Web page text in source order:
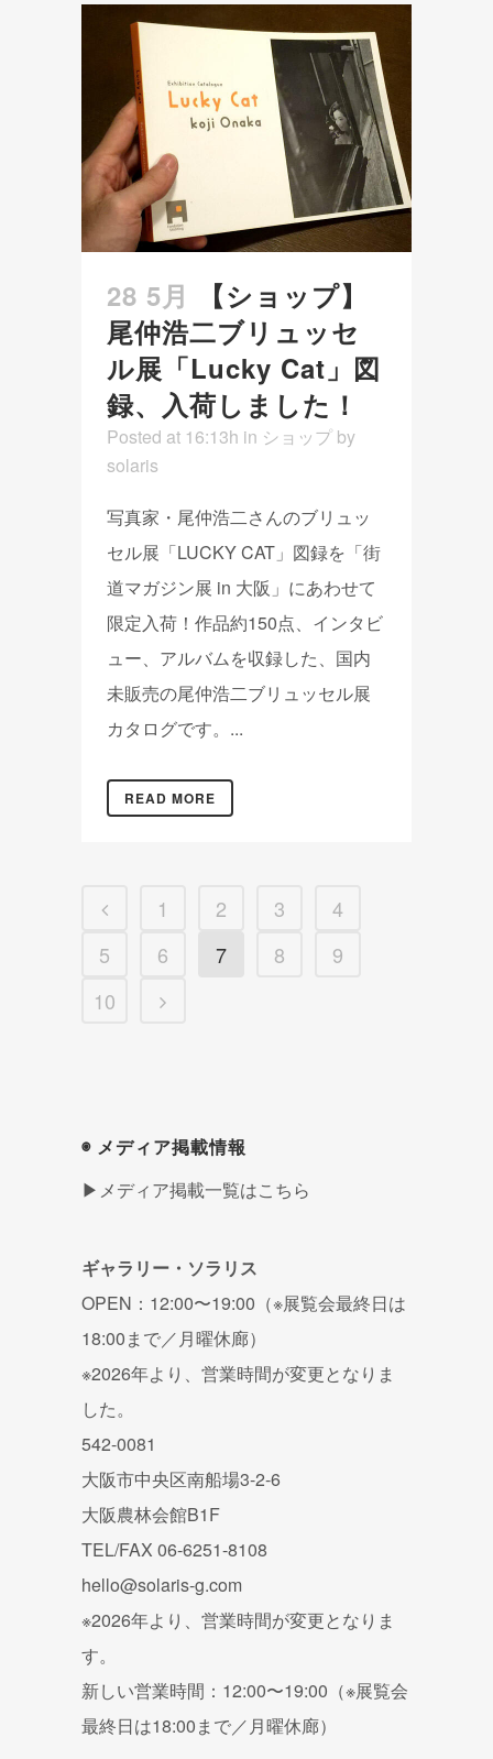
28 5月
【ショップ】
尾仲浩二ブリュッセ
ル展「Lucky Cat」図
録、入荷しました！
Posted at 16:13h in ショップ by
solaris
写真家・尾仲浩二さんのブリュッ
セル展「LUCKY CAT」図録を「街
道マガジン展 in 大阪」にあわせて
限定入荷！作品約150点、インタビ
ュー、アルバムを収録した、国内
未販売の尾仲浩二ブリュッセル展
カタログです。...
READ MORE
1 2 3
4
5
6 7 8
9
10
◉ メディア掲載情報
▶メディア掲載一覧はこちら
ギャラリー・ソラリス
OPEN：12:00〜19:00（※展覧会最終日は
18:00まで／月曜休廊）
※2026年より、営業時間が変更となりま
した。
542-0081
大阪市中央区南船場3-2-6
大阪農林会館B1F
TEL/FAX 06-6251-8108
hello@solaris-g.com
※2026年より、営業時間が変更となりま
す。
新しい営業時間：12:00〜19:00（※展覧会
最終日は18:00まで／月曜休廊）